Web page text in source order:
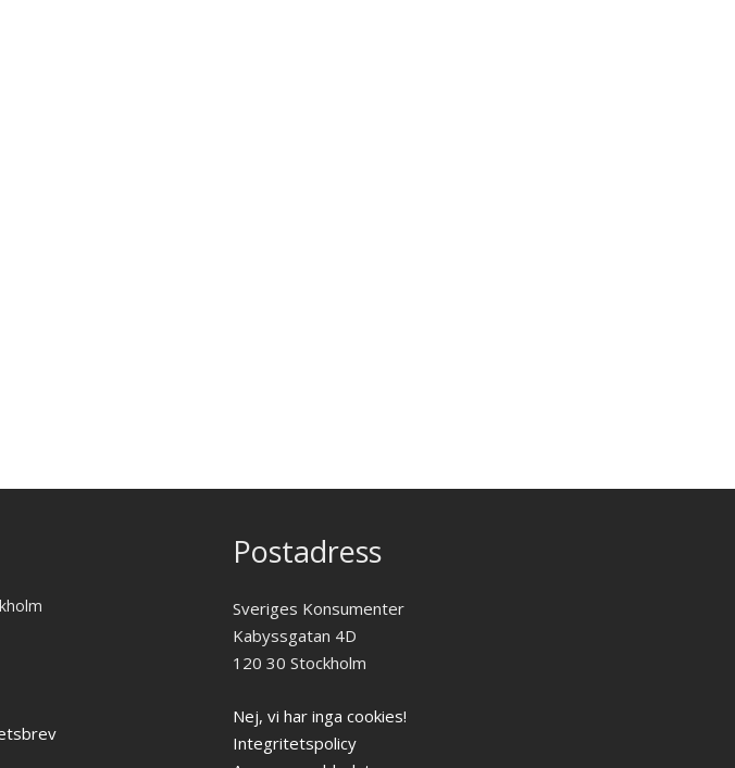
Postadress
Sveriges Konsumenter
Kabyssgatan 4D
120 30 Stockholm
Nej, vi har inga cookies!
Integritetspolicy